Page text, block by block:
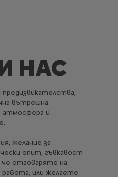
НАС
предизвикателства,
вътрешна
атмосфера и
желание за
опит, гъвкавост
че отговаряте на
работа, или желаете